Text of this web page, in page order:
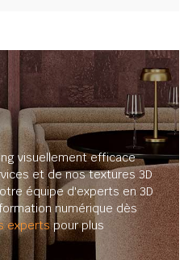
visuellement efficace
et de nos textures 3D
équipe d'experts en 3D
numérique dès
expertspour plus